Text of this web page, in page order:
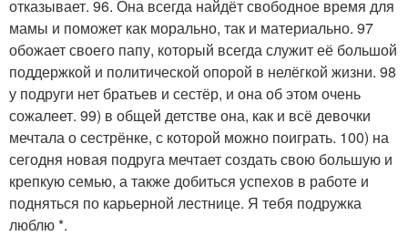
отказывает. 96. Она всегда найдёт свободное время для
мамы и поможет как морально, так и материально. 97
обожает своего папу, который всегда служит её большой
поддержкой и политической опорой в нелёгкой жизни. 98
у подруги нет братьев и сестёр, и она об этом очень
сожалеет. 99) в общей детстве она, как и всё девочки
мечтала о сестрёнке, с которой можно поиграть. 100) на
сегодня новая подруга мечтает создать свою большую и
крепкую семью, а также добиться успехов в работе и
подняться по карьерной лестнице. Я тебя подружка
люблю *.